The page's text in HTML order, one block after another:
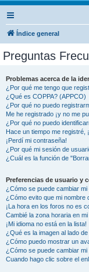
Índice general
Preguntas
Problemas acerca de la
¿Por qué me tengo que
¿Qué es COPPA? (APPCO)
¿Por qué no puedo
Me he registrado ¡y no me
¿Por qué no puedo
Hace un tiempo me registré,
¡Perdí mi contraseña!
¿Por qué mi sesión de
¿Cuál es la función de
Preferencias de usuario y
¿Cómo se puede cambiar
¿Cómo evito que mi
¡La hora en los foros no es
Cambié la zona horaria en
¡Mi idioma no está en la lista!
¿Qué es la imagen al lado
¿Cómo puedo mostrar un
¿Cómo se puede cambiar mi
Cuando hago clic sobre el